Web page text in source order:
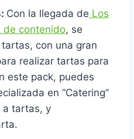
Con la llegada de Los
de contenido, se
con una gran
realizar tartas para
este pack, puedes
en ”Catering”
a tartas, y